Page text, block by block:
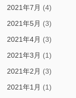
2021年7月 (4)
2021年5月 (3)
2021年4月 (3)
2021年3月 (1)
2021年2月 (3)
2021年1月 (1)